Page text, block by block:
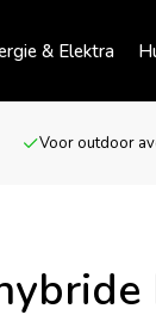
& Elektra
Voor outdoor